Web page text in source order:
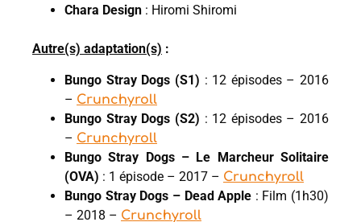
Chara Design : Hiromi Shiromi
Autre(s) adaptation(s) :
Bungo Stray Dogs (S1) : 12 épisodes – 2016
– Crunchyroll
Bungo Stray Dogs (S2) : 12 épisodes – 2016
– Crunchyroll
Bungo Stray Dogs – Le Marcheur Solitaire
(OVA) : 1 épisode – 2017 – Crunchyroll
Bungo Stray Dogs – Dead Apple : Film (1h30)
– 2018 – Crunchyroll